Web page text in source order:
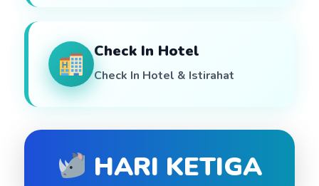
Check In Hotel
Check In Hotel & Istirahat
HARI KETIGA